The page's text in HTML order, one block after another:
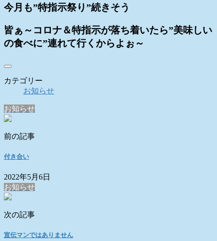
今月も”特指示祭り”続きそう
皆ぁ～コロナ＆特指示が落ち着いたら”美味しい
の食べに”連れて行くからよぉ～
カテゴリー
お知らせ
お知らせ
前の記事
付き合い
2022年5月6日
お知らせ
次の記事
宣伝マンではありません